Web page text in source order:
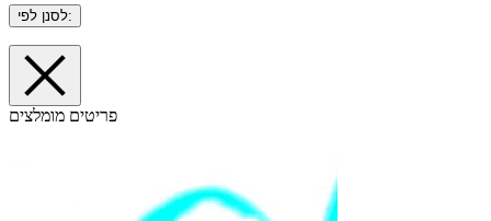
לסנן לפי:
פריטים מומלצים